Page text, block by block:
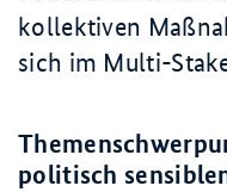
kollektiven
sich im Multi-
politisch